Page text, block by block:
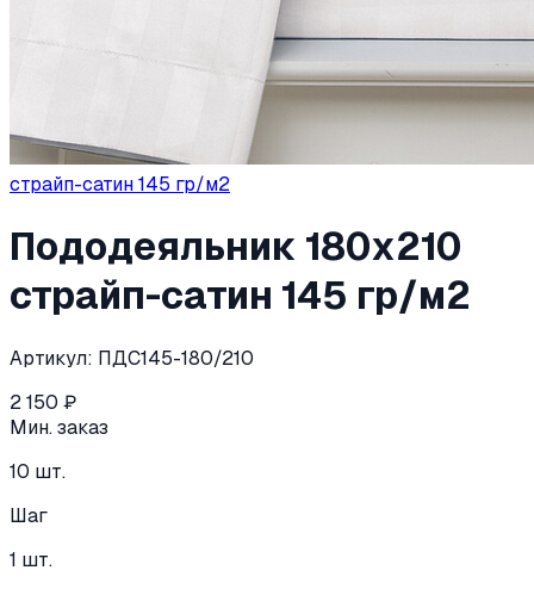
страйп-сатин 145 гр/м2
Пододеяльник 180х210
страйп-сатин 145 гр/м2
Артикул: ПДС145-180/210
2 150 ₽
Мин. заказ
10 шт.
Шаг
1 шт.